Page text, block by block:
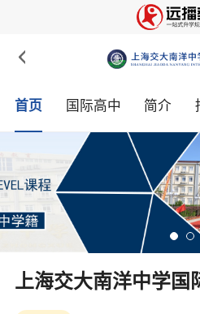

首页 国际高中 简介
上海交大南洋中学国